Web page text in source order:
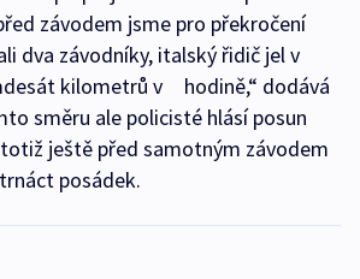
závodem jsme pro překročení
dva závodníky, italský řidič jel v
kilometrů v hodině,“ dodává
směru ale policisté hlásí posun
ještě před samotným závodem
posádek.